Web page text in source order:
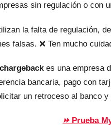
sin regulación o con
la falta de regulación,
falsas. ❌ Ten mucho
es una empresa
bancaria, pago con
un retroceso al banco y
⏩ Prueba